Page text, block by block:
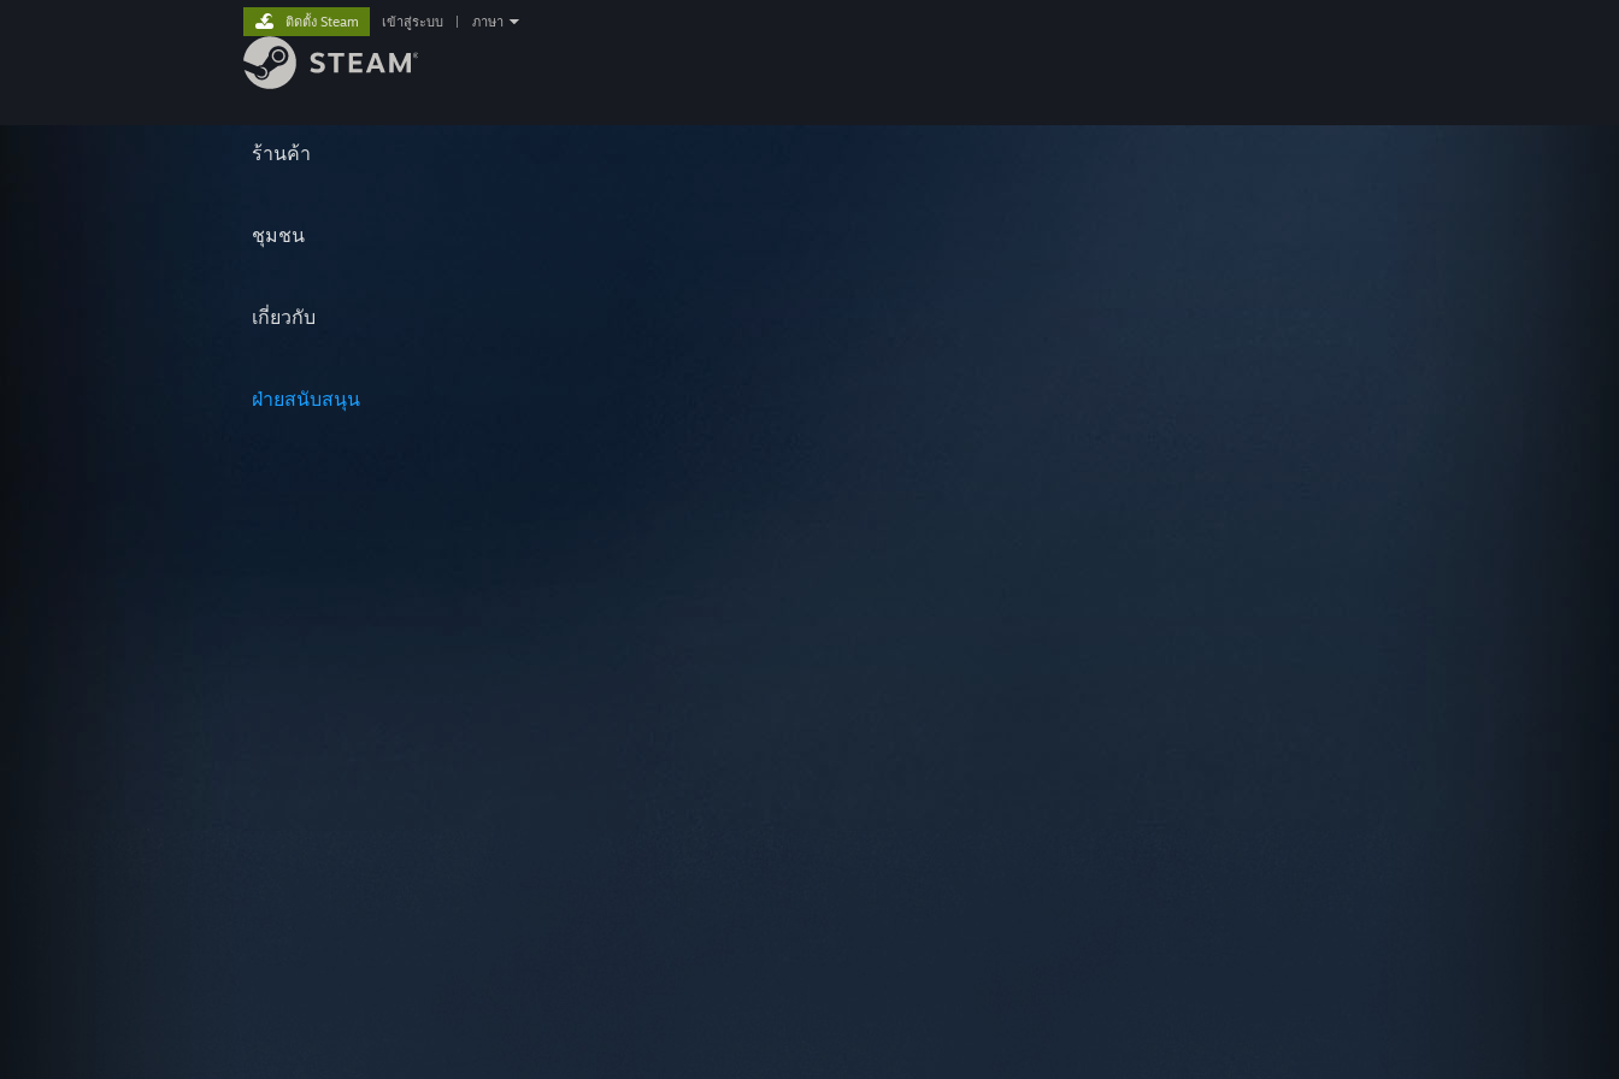
ร้านค้า
ชุมชน
เกี่ยวกับ
ฝ่ายสนับสนุน
ติดตั้ง Steam เข้าสู่ระบบ ภาษา